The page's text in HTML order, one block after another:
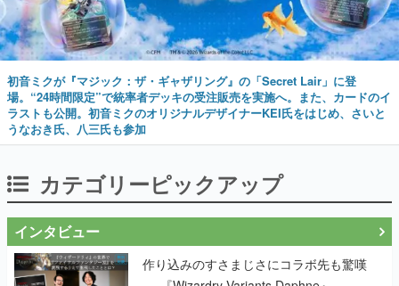
初音ミクが『マジック：ザ・ギャザリング』の「Secret Lair」に登
場。“24時間限定”で統率者デッキの受注販売を実施へ。また、カードのイ
ラストも公開。初音ミクのオリジナルデザイナーKEI氏をはじめ、さいと
うなおき氏、八三氏も参加
カテゴリーピックアップ
インタビュー
作り込みのすさまじさにコラボ先も驚嘆